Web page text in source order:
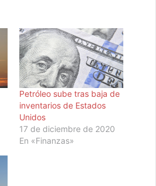
Petróleo sube tras baja de
inventarios de Estados
Unidos
17 de diciembre de 2020
En «Finanzas»